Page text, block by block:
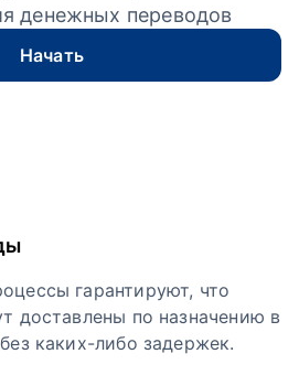
денежных переводов
Начать
гарантируют, что
доставлены по назначению в
каких-либо задержек.